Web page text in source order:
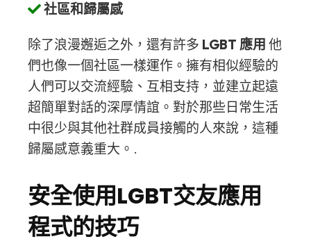
社區和歸屬感
除了浪漫邂逅之外，還有許多 LGBT 應用 他
們也像一個社區一樣運作。擁有相似經驗的
人們可以交流經驗、互相支持，並建立起遠
超簡單對話的深厚情誼。對於那些日常生活
中很少與其他社群成員接觸的人來說，這種
歸屬感意義重大。.
安全使用LGBT交友應用
程式的技巧